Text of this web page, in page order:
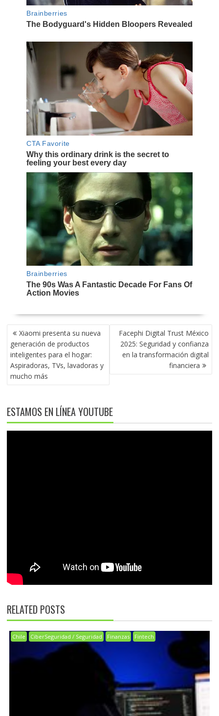
NAVEGACIÓN
DE
ENTRADAS
Xiaomi presenta su nueva
generación de productos
inteligentes para el hogar:
Aspiradoras, TVs, lavadoras y
mucho más
Facephi Digital Trust México
2025: Seguridad y confianza
en la transformación digital
financiera
ESTAMOS EN LÍNEA YOUTUBE
RELATED POSTS
Chile CiberSeguridad / Seguridad Finanzas Fintech